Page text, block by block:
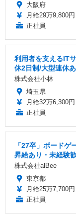
大阪府
月給29万9,800
正社員
利用者を支えるIT
休2日制/大型連休あ
株式会社小林
埼玉県
月給32万6,300
正社員
「27卒」ボードゲ
昇給あり・未経験
株式会社alBee
東京都
月給25万7,700
正社員